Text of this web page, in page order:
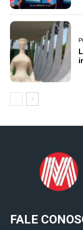
FALE